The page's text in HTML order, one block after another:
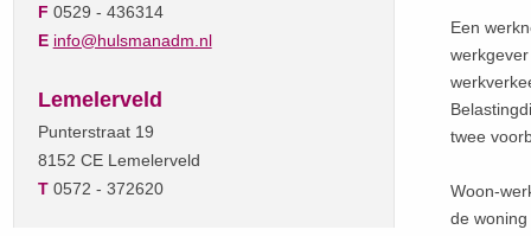
F 0529 - 436314
E info@hulsmanadm.nl
Lemelerveld
Punterstraat 19
8152 CE Lemelerveld
T0572 - 372620
Een
twee
Woon-
de